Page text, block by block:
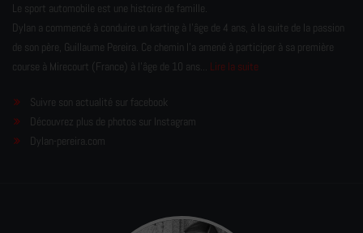
Le sport automobile est une histoire de famille.
Dylan a commencé à conduire un karting à l’âge de 4 ans, à la suite de la passion
de son père, Guillaume Pereira. Ce chemin l'a amené à participer à sa première
course à Mirecourt (France) à l'âge de 10 ans... Lire la suite
Suivre son actualité sur facebook
Découvrez plus de photos sur Instagram
Dylan-pereira.com